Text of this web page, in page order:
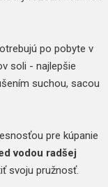
po pobyte v
soli - najlepšie
suchou, sacou
pre kúpanie
vodou radšej
svoju pružnosť.